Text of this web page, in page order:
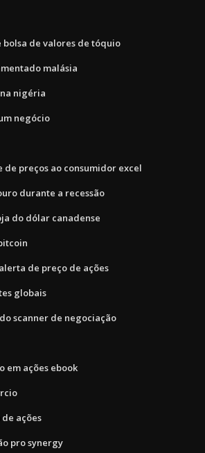
bolsa de valores de tóquio
malásia
nigéria
negócio
preços ao consumidor excel
durante a recessão
do dólar canadense
de preço de ações
globais
scanner de negociação
em ações ebook
ações
pro synergy